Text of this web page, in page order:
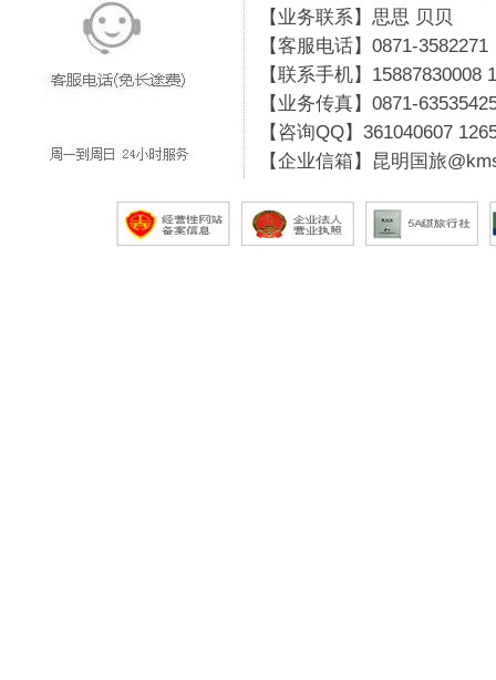
【业务联系】思思 贝贝
【客服电话】0871-3582271
【联系手机】15887830008
【业务传真】0871-
【咨询QQ】 361040607
【企业信箱】昆明国旅